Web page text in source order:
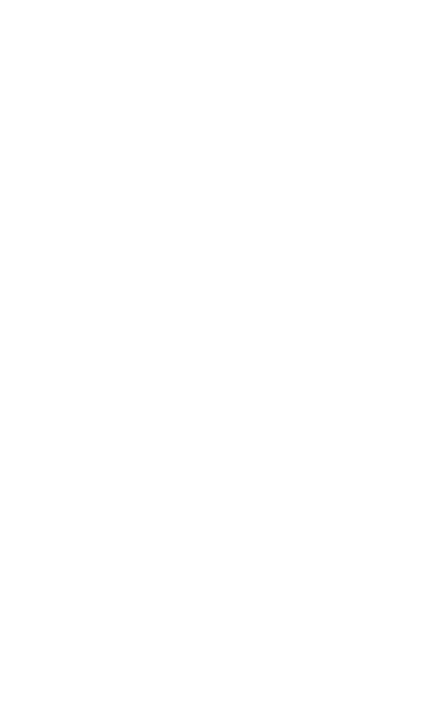
販売店・
願いしま
登録され
了承くだ
以下、
ません。
対応品が
12日よ
数を意
得する
ます。
引きをい
制御